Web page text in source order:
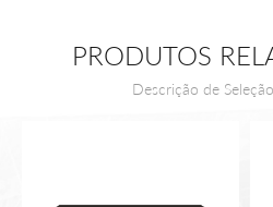
PRODUTOS
Descrição de